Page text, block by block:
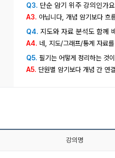
Q3. 단순 암기 위주 강의인가
A3. 아닙니다, 개념 암기보다 흐
Q4. 지도와 자료 분석도 함께
A4. 네, 지도/그래프/통계 자료
Q5. 필기는 어떻게 정리하는 것
A5. 단원별 암기보다 개념 간 연
강의명